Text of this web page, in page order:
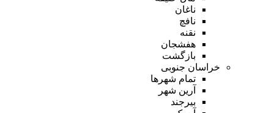
ناغان
نافچ
نقنه
هفشجان
بازگشت
خراسان جنوبی
تمام شهر‌ها
آرین شهر
بیرجند